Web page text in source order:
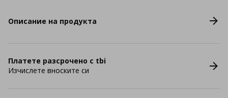
Описание на продукта
Платете разсрочено с tbi
Изчислете вноските си